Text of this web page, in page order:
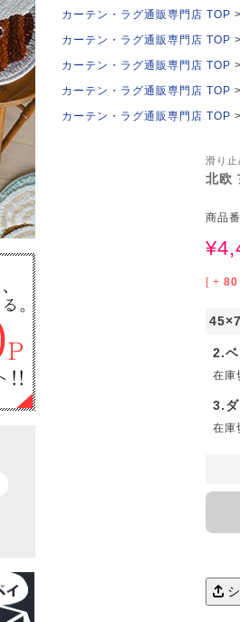
カーテン・ラグ通販専門店 TOP
カーテン・ラグ通販専門店 TOP
カーテン・ラグ通販専門店 TOP
カーテン・ラグ通販専門店 TOP
カーテン・ラグ通販専門店 TOP
滑り
北欧
商品
¥
[ + 80
2.
在庫
3.
在庫